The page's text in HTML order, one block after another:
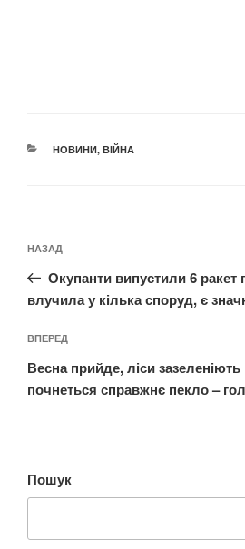
КАТЕГОРІЇ
НОВИНИ, ВІЙНА
записів
Попередній
запис:
НАЗАД
Окупанти випустили 6 ракет
влучила у кілька споруд, є
Наступний
запис
ВПЕРЕД
Весна прийде, ліси зазеленіють
почнеться справжнє пекло –
Пошук